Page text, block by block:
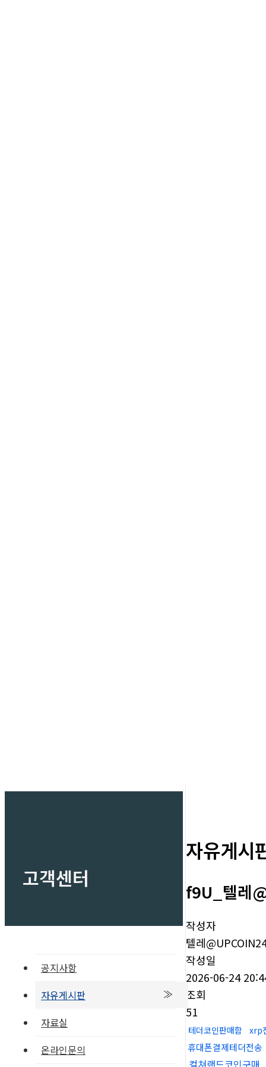
고객센터
공지사항
자유게시판
자료실
온라인문의
자유게시
f9U_텔레
작성자
텔레
작성일
2026-06-24
조회
51
테더코인판매함 xrp
휴대폰결제테더전송
컬쳐랜드코인구매